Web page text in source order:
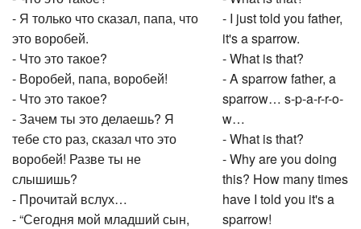
- Я только что сказал, папа, что
это воробей.
- Что это такое?
- Воробей, папа, воробей!
- Что это такое?
- Зачем ты это делаешь? Я
тебе сто раз, сказал что это
воробей! Разве ты не
слышишь?
- Прочитай вслух…
- “Сегодня мой младший сын,
- I just told you father,
it's a sparrow.
- What is that?
- A sparrow father, a
sparrow… s-p-a-r-r-o-
w…
- What is that?
- Why are you doing
this? How many times
have I told you it's a
sparrow!